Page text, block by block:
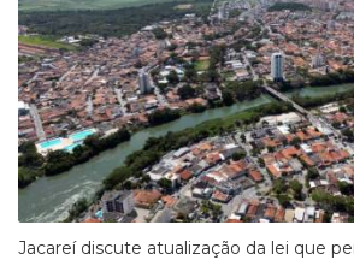
Jacareí discute atualização da lei que